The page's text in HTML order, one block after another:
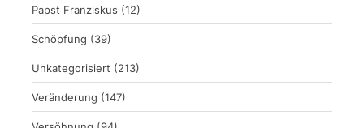
Papst Franziskus (12)
Schöpfung (39)
Unkategorisiert (213)
Veränderung (147)